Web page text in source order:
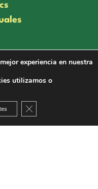
experiencia en nuestra
utilizamos o
Cerrar el banner de